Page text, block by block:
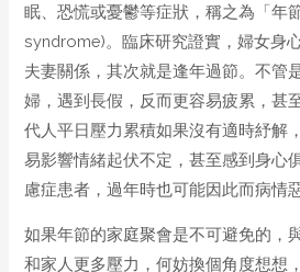
眠、恐慌或憂鬱等症狀，稱之為「年
syndrome)。臨床研究證實，婦女身
夫妻關係，其次就是逢年過節。不管
婦，遇到長假，反而更容易疲累，甚
代人平日壓力累積如果沒有適時紓解
易影響情緒起伏不定，甚至感到身心
慮症患者，過年時也可能因此而病情
如果年節的家庭聚會是不可避免的，
和家人更多壓力，何妨換個角度想想